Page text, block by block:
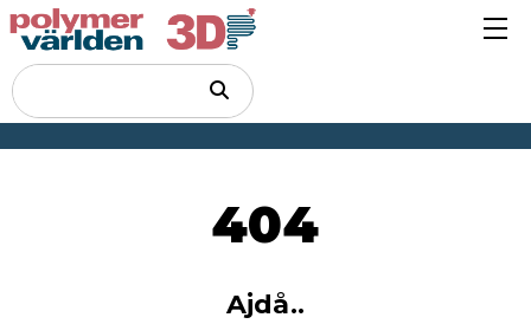
404
Ajdå..